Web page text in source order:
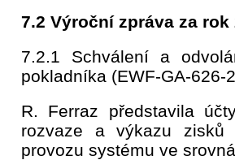
7.2 Výroční zpráva za rok
7.2.1 Schválení a
pokladníka (EWF-GA-626-
R. Ferraz představila
rozvaze a výkazu
provozu systému ve